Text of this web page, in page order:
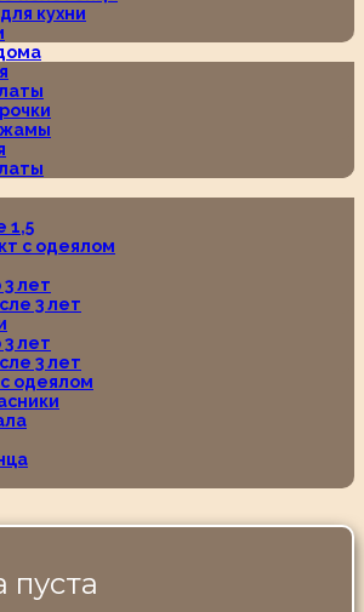
кухни
1,5
с одеялом
лет
3 лет
лет
3 лет
одеялом
пуста